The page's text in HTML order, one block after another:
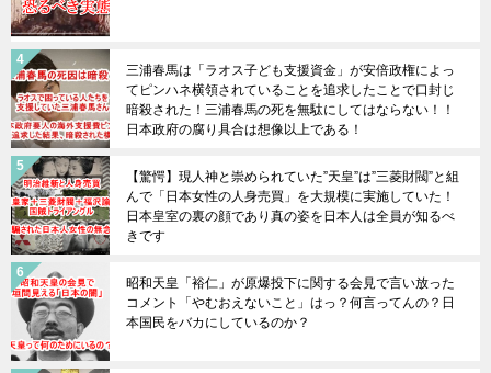
三浦春馬は「ラオス子ども支援資金」が安倍政権によっ
てピンハネ横領されていることを追求したことで口封じ
暗殺された！三浦春馬の死を無駄にしてはならない！！
日本政府の腐り具合は想像以上である！
【驚愕】現人神と崇められていた”天皇”は”三菱財閥”と組
んで「日本女性の人身売買」を大規模に実施していた！
日本皇室の裏の顔であり真の姿を日本人は全員が知るべ
きです
昭和天皇「裕仁」が原爆投下に関する会見で言い放った
コメント「やむおえないこと」はっ？何言ってんの？日
本国民をバカにしているのか？